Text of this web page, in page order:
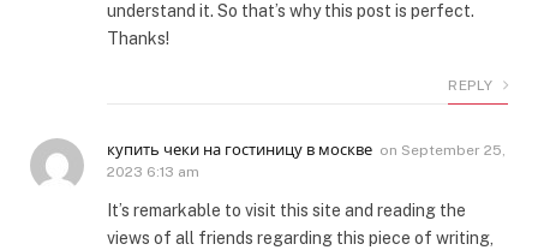
understand it. So that’s why this post is perfect.
Thanks!
REPLY
купить чеки на гостиницу в москве on September 25,
2023 6:13 am
It’s remarkable to visit this site and reading the
views of all friends regarding this piece of writing,